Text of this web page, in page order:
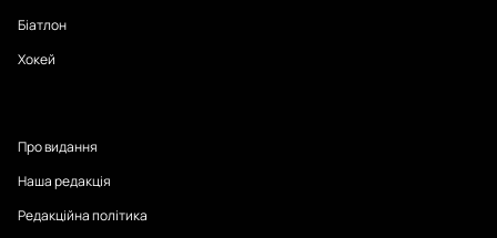
Біатлон
Хокей
Про видання
Наша редакція
Редакційна політика